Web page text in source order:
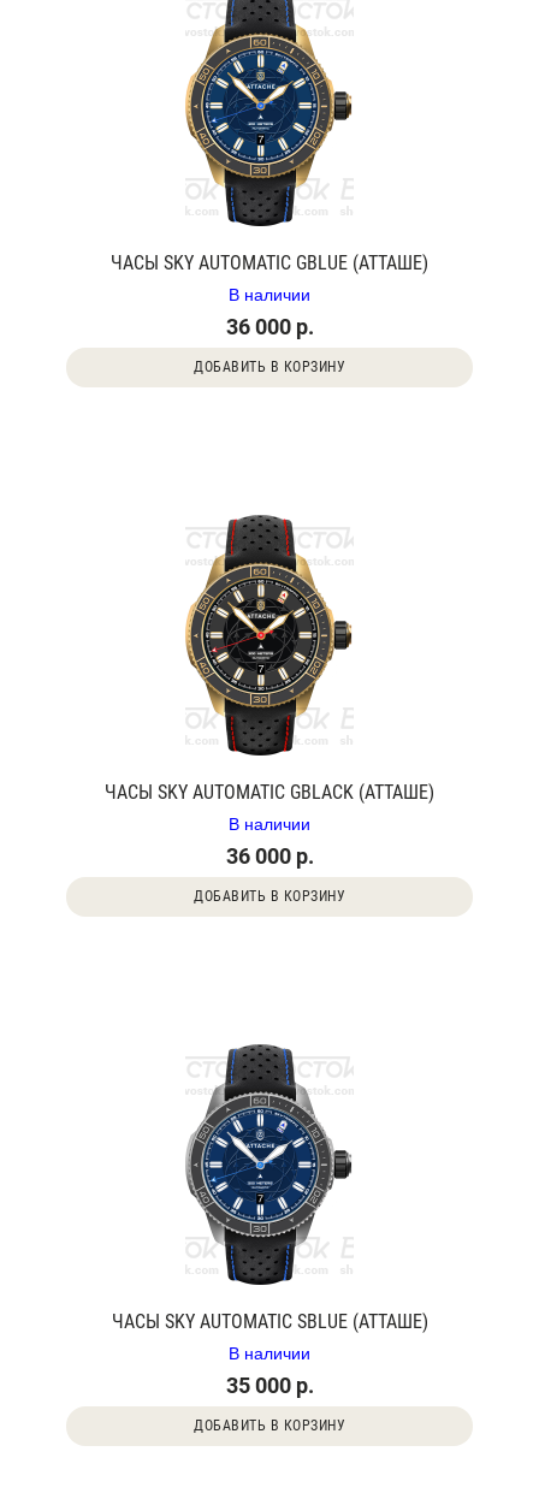
ЧАСЫ SKY AUTOMATIC GBLUE (АТТАШЕ)
В наличии
36 000 р.
ДОБАВИТЬ В КОРЗИНУ
ЧАСЫ SKY AUTOMATIC GBLACK (АТТАШЕ)
В наличии
36 000 р.
ДОБАВИТЬ В КОРЗИНУ
ЧАСЫ SKY AUTOMATIC SBLUE (АТТАШЕ)
В наличии
35 000 р.
ДОБАВИТЬ В КОРЗИНУ